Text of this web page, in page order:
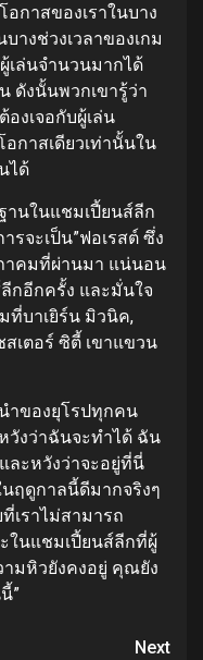
กาสของเราในบาง
างช่วงเวลาของเกม
ผู้เล่นจำนวนมากได้
ดังนั้นพวกเขารู้ว่า
งเจอกับผู้เล่น
กาสเดียวเท่านั้นใน
ได้
านในแชมเปี้ยนส์ลีก
รจะเป็น”ฟอเรสต์ ซึ่ง
าคมที่ผ่านมา แน่นอน
กอีกครั้ง และมั่นใจ
ที่บาเยิร์น มิวนิค,
เตอร์ ซิตี้ เขาแขวน
ำของยุโรปทุกคน
วังว่าฉันจะทำได้ ฉัน
ะหวังว่าจะอยู่ที่นี่
นฤดูกาลนี้ดีมากจริงๆ
เราไม่สามารถ
ในแชมเปี้ยนส์ลีกที่ผู้
มหิวยังคงอยู่ คุณยัง
”
Next